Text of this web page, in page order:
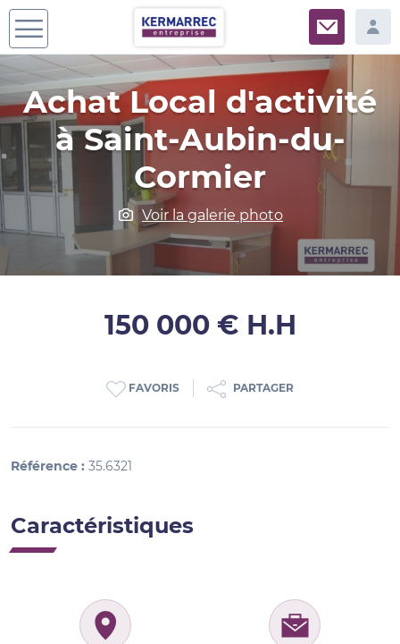
Achat Local d'activité
à Saint-Aubin-du-
Cormier
Voir la galerie photo
150 000 € H.H
FAVORIS PARTAGER
Référence : 35.6321
Caractéristiques